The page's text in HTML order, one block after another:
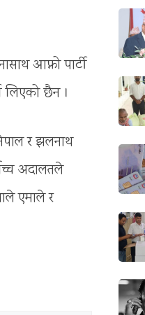
आफ्नो पार्टी
लिएको छैन ।
र झलनाथ
अदालतले
एमाले र